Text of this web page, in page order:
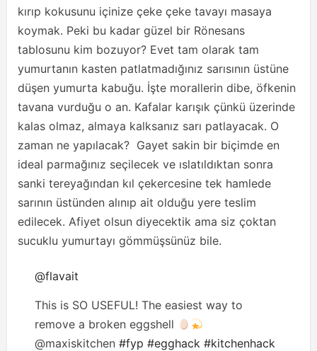
kırıp kokusunu içinize çeke çeke tavayı masaya
koymak. Peki bu kadar güzel bir Rönesans
tablosunu kim bozuyor? Evet tam olarak tam
yumurtanın kasten patlatmadığınız sarısının üstüne
düşen yumurta kabuğu. İşte morallerin dibe, öfkenin
tavana vurduğu o an. Kafalar karışık çünkü üzerinde
kalas olmaz, almaya kalksanız sarı patlayacak. O
zaman ne yapılacak? Gayet sakin bir biçimde en
ideal parmağınız seçilecek ve ıslatıldıktan sonra
sanki tereyağından kıl çekercesine tek hamlede
sarının üstünden alınıp ait olduğu yere teslim
edilecek. Afiyet olsun diyecektik ama siz çoktan
sucuklu yumurtayı gömmüşsünüz bile.
@flavait
This is SO USEFUL! The easiest way to
remove a broken eggshell
@maxiskitchen #fyp #egghack #kitchenhack